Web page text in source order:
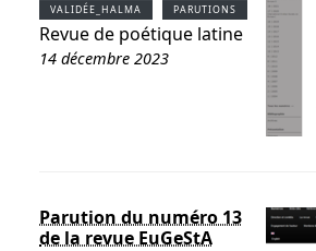
VALIDÉE_HALMA PARUTIONS
Revue de poétique latine
14 décembre 2023
Parution du numéro 13
de la revue EuGeStA